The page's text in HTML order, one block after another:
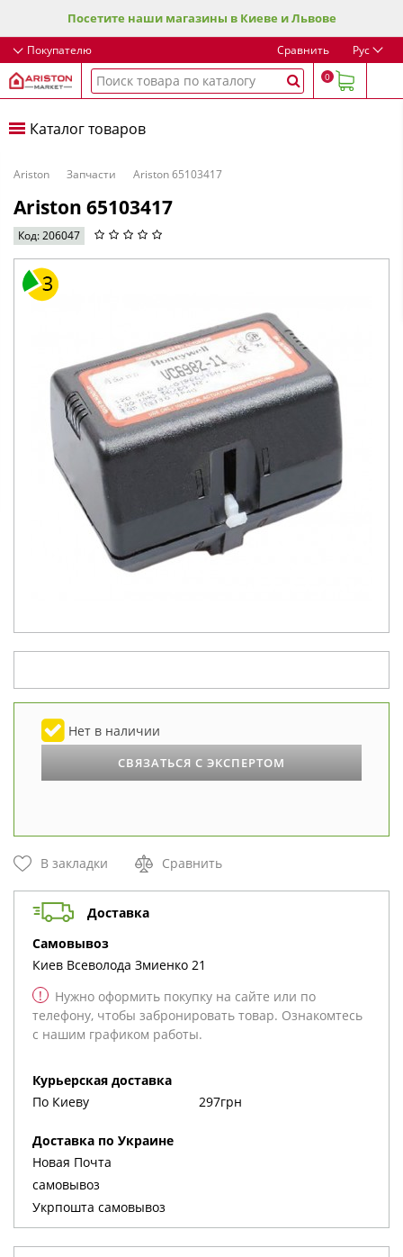
Посетите наши магазины в Киеве и Львове
Покупателю Сравнить Рус
0
Каталог товаров
Ariston Запчасти Ariston 65103417
Ariston 65103417
Код: 206047
Нет в наличии
СВЯЗАТЬСЯ С ЭКСПЕРТОМ
В закладки Сравнить
Доставка
cамовывоз
Киев Всеволода Змиенко 21
!
Нужно оформить покупку на сайте или по
телефону, чтобы забронировать товар. Ознакомтесь
с нашим графиком работы.
Курьерская доставка
По Киеву
297грн
Доставка по Украине
Новая Почта
cамовывоз
Укрпошта cамовывоз